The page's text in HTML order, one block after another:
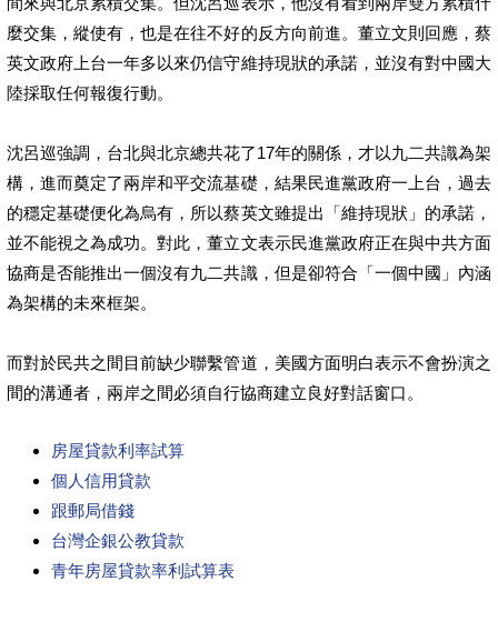
麼交集，縱使有，也是在往不好的反方向前進。董立文則回應，蔡
英文政府上台一年多以來仍信守維持現狀的承諾，並沒有對中國大
陸採取任何報復行動。
沈呂巡強調，台北與北京總共花了17年的關係，才以九二共識為架
構，進而奠定了兩岸和平交流基礎，結果民進黨政府一上台，過去
的穩定基礎便化為烏有，所以蔡英文雖提出「維持現狀」的承諾，
並不能視之為成功。對此，董立文表示民進黨政府正在與中共方面
協商是否能推出一個沒有九二共識，但是卻符合「一個中國」內涵
為架構的未來框架。
而對於民共之間目前缺少聯繫管道，美國方面明白表示不會扮演之
間的溝通者，兩岸之間必須自行協商建立良好對話窗口。
房屋貸款利率試算
個人信用貸款
跟郵局借錢
台灣企銀公教貸款
青年房屋貸款率利試算表